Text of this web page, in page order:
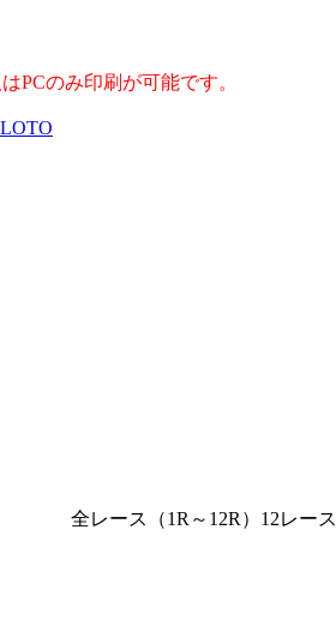
PCのみ印刷が可能です。
全レース（1R～12R）12レース